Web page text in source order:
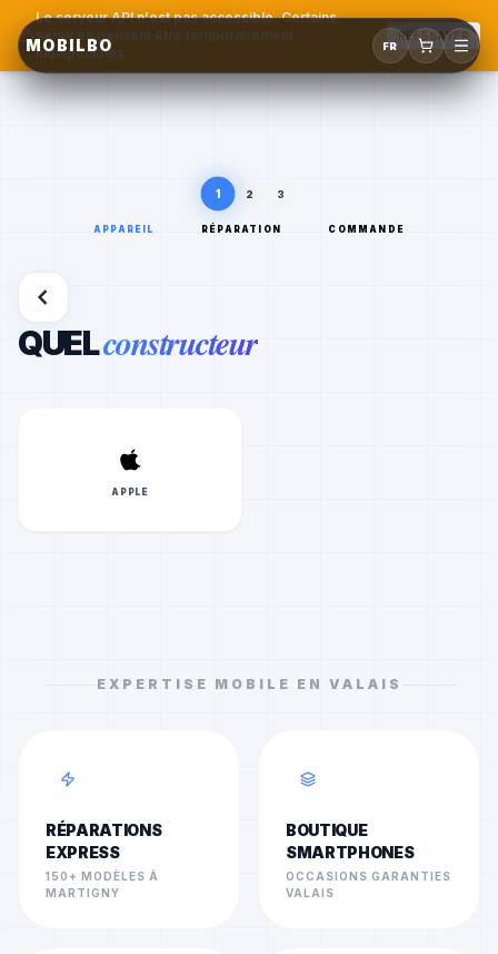
MOBILBO FR
Le serveur API n'est pas accessible. Certains
services peuvent être temporairement
indisponibles.
RÉESSAYER
1 2 3
APPAREIL RÉPARATION COMMANDE
QUELconstructeur
APPLE
EXPERTISE MOBILE EN VALAIS
RÉPARATIONS
EXPRESS
150+ MODÈLES À
MARTIGNY
BOUTIQUE
SMARTPHONES
OCCASIONS GARANTIES
VALAIS